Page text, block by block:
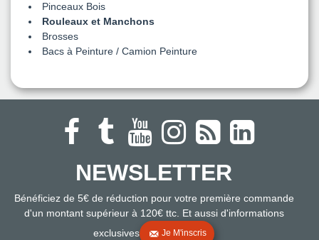
Pinceaux Bois
Rouleaux et Manchons
Brosses
Bacs à Peinture / Camion Peinture
NEWSLETTER
Bénéficiez de 5€ de réduction pour votre première commande
d'un montant supérieur à 120€ ttc. Et aussi d'informations
exclusives
Je M'inscris